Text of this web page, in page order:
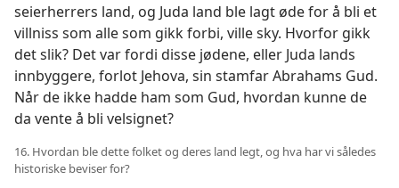
seierherrers land, og Juda land ble lagt øde for å bli et
villniss som alle som gikk forbi, ville sky. Hvorfor gikk
det slik? Det var fordi disse jødene, eller Juda lands
innbyggere, forlot Jehova, sin stamfar Abrahams Gud.
Når de ikke hadde ham som Gud, hvordan kunne de
da vente å bli velsignet?
16. Hvordan ble dette folket og deres land legt, og hva har vi således
historiske beviser for?